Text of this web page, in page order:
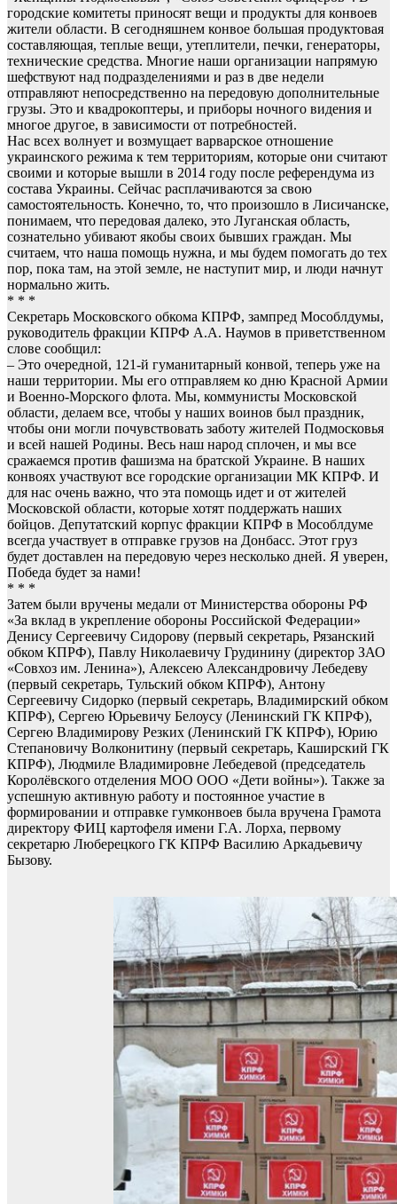
городские комитеты приносят вещи и продукты для конвоев
жители области. В сегодняшнем конвое большая продуктовая
составляющая, теплые вещи, утеплители, печки, генераторы,
технические средства. Многие наши организации напрямую
шефствуют над подразделениями и раз в две недели
отправляют непосредственно на передовую дополнительные
грузы. Это и квадрокоптеры, и приборы ночного видения и
многое другое, в зависимости от потребностей.
Нас всех волнует и возмущает варварское отношение
украинского режима к тем территориям, которые они считают
своими и которые вышли в 2014 году после референдума из
состава Украины. Сейчас расплачиваются за свою
самостоятельность. Конечно, то, что произошло в Лисичанске,
понимаем, что передовая далеко, это Луганская область,
сознательно убивают якобы своих бывших граждан. Мы
считаем, что наша помощь нужна, и мы будем помогать до тех
пор, пока там, на этой земле, не наступит мир, и люди начнут
нормально жить.
* * *
Секретарь Московского обкома КПРФ, зампред Мособлдумы,
руководитель фракции КПРФ А.А. Наумов в приветственном
слове сообщил:
– Это очередной, 121-й гуманитарный конвой, теперь уже на
наши территории. Мы его отправляем ко дню Красной Армии
и Военно-Морского флота. Мы, коммунисты Московской
области, делаем все, чтобы у наших воинов был праздник,
чтобы они могли почувствовать заботу жителей Подмосковья
и всей нашей Родины. Весь наш народ сплочен, и мы все
сражаемся против фашизма на братской Украине. В наших
конвоях участвуют все городские организации МК КПРФ. И
для нас очень важно, что эта помощь идет и от жителей
Московской области, которые хотят поддержать наших
бойцов. Депутатский корпус фракции КПРФ в Мособлдуме
всегда участвует в отправке грузов на Донбасс. Этот груз
будет доставлен на передовую через несколько дней. Я уверен,
Победа будет за нами!
* * *
Затем были вручены медали от Министерства обороны РФ
«За вклад в укрепление обороны Российской Федерации»
Денису Сергеевичу Сидорову (первый секретарь, Рязанский
обком КПРФ), Павлу Николаевичу Грудинину (директор ЗАО
«Совхоз им. Ленина»), Алексею Александровичу Лебедеву
(первый секретарь, Тульский обком КПРФ), Антону
Сергеевичу Сидорко (первый секретарь, Владимирский обком
КПРФ), Сергею Юрьевичу Белоусу (Ленинский ГК КПРФ),
Сергею Владимирову Резких (Ленинский ГК КПРФ), Юрию
Степановичу Волконитину (первый секретарь, Каширский ГК
КПРФ), Людмиле Владимировне Лебедевой (председатель
Королёвского отделения МОО ООО «Дети войны»). Также за
успешную активную работу и постоянное участие в
формировании и отправке гумконвоев была вручена Грамота
директору ФИЦ картофеля имени Г.А. Лорха, первому
секретарю Люберецкого ГК КПРФ Василию Аркадьевичу
Бызову.